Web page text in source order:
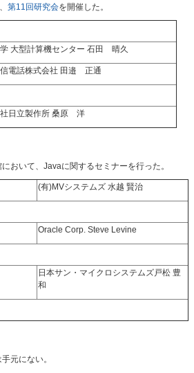
第11回研究会を開催した。
大型計算機センター 石田 晴久
信電話株式会社 田邉 正通
日立製作所 桑原 洋
おいて、Javaに関するセミナーを行った。
(有)MVシステムズ 水越 賢治
Oracle Corp. Steve Levine
日本サン・マイクロシステムズ戸松 豊
和
元にない。